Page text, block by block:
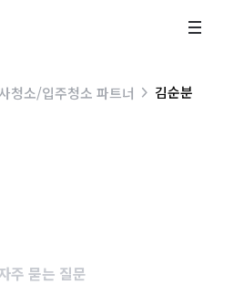
청소/입주청소 파트너 김순분
주 묻는 질문